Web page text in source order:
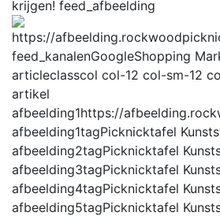
krijgen! feed_afbeelding
feed_kanalenGoogleShopping
articleclasscol col-12 col-sm-12
artikel
afbeelding1https://
afbeelding1tagPicknicktafel
afbeelding2tagPicknicktafel
afbeelding3tagPicknicktafel
afbeelding4tagPicknicktafel
afbeelding5tagPicknicktafel